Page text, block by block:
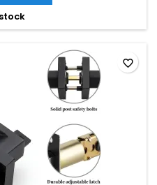
favorite_border